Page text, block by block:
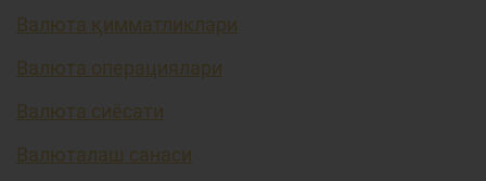
Валюта қимматликлари
Валюта операциялари
Валюта сиёсати
Валюталаш санаси